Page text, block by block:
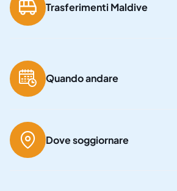
Trasferimenti Maldive
Quando andare
Dove soggiornare